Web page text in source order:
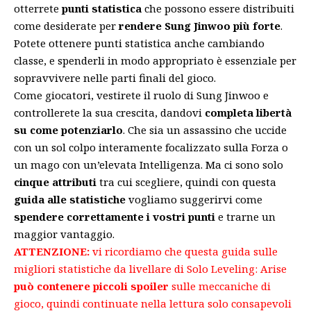
otterretepunti statistica che possono essere distribuiti
come desiderate perrendere Sung Jinwoo più forte.
Potete ottenere punti statistica anche cambiando
classe, e spenderli in modo appropriato è essenziale per
sopravvivere nelle parti finali del gioco.
Come giocatori, vestirete il ruolo di Sung Jinwoo e
controllerete la sua crescita, dandovi completa libertà
su come potenziarlo. Che sia un assassino che uccide
con un sol colpo interamente focalizzato sulla Forza o
un mago con un’elevata Intelligenza. Ma ci sono solo
cinque attributi tra cui scegliere, quindi con questa
guida alle statistiche vogliamo suggerirvi come
spendere correttamente i vostri punti e trarne un
maggior vantaggio.
ATTENZIONE: vi ricordiamo che questa guida sulle
migliori statistiche da livellare di Solo Leveling: Arise
può contenere piccoli spoiler sulle meccaniche di
gioco, quindi continuate nella lettura solo consapevoli